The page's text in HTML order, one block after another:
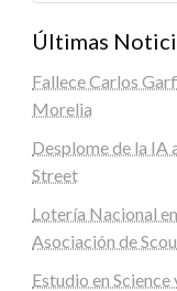
Últimas
Fallece Carlos
Morelia
Desplome de la IA
Street
Lotería Nacional
Asociación de
Estudio en